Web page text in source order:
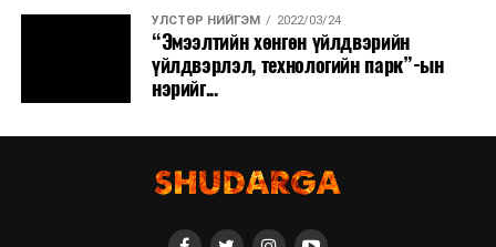
УЛСТӨР НИЙГЭМ 2022/03/24
“Эмээлтийн хөнгөн үйлдвэрийн
үйлдвэрлэл, технологийн парк”-ын
нэрийг...